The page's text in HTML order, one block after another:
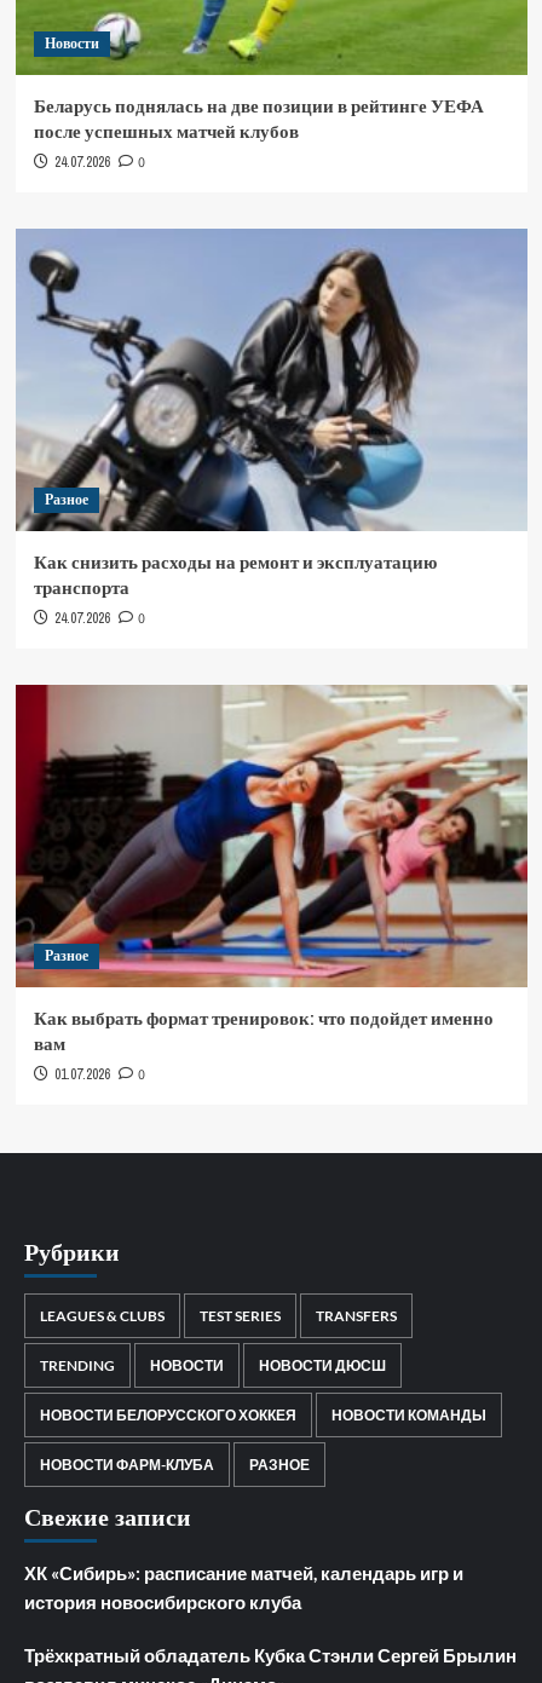
Новости
Беларусь поднялась на две позиции в рейтинге УЕФА
после успешных матчей клубов
24.07.2026 0
Разное
Как снизить расходы на ремонт и эксплуатацию
транспорта
24.07.2026 0
Разное
Как выбрать формат тренировок: что подойдет именно
вам
01.07.2026 0
Рубрики
LEAGUES & CLUBS TEST SERIES TRANSFERS
TRENDING НОВОСТИ НОВОСТИ ДЮСШ
НОВОСТИ БЕЛОРУССКОГО ХОККЕЯ НОВОСТИ КОМАНДЫ
НОВОСТИ ФАРМ-КЛУБА РАЗНОЕ
Свежие записи
ХК «Сибирь»: расписание матчей, календарь игр и
история новосибирского клуба
Трёхкратный обладатель Кубка Стэнли Сергей Брылин